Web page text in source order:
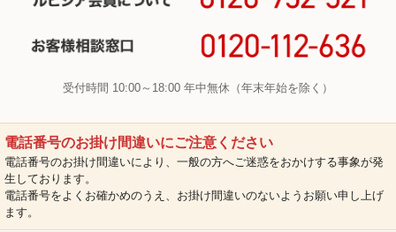
受付時間 10:00～18:00 年中無休（年末年始を除く）
電話番号のお掛け間違いにご注意ください
電話番号のお掛け間違いにより、一般の方へご迷惑をおかけする事象が発
生しております。
電話番号をよくお確かめのうえ、お掛け間違いのないようお願い申し上げ
ます。